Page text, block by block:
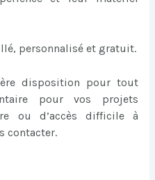
personnalisé et gratuit.
disposition pour tout
pour vos projets
ou d’accès difficile à
contacter.